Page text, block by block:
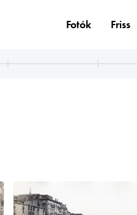
Fotók Friss